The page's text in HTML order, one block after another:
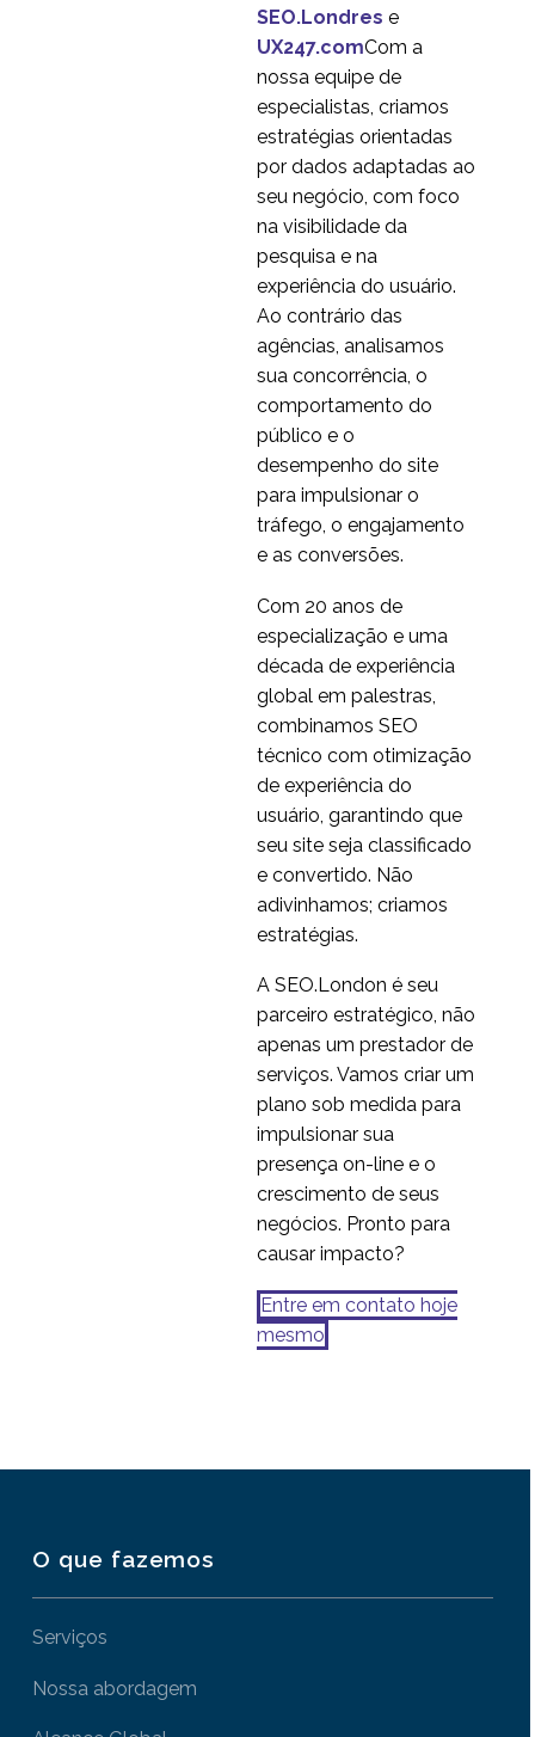
Inteligência artificial (IA)
0
Os prós e contras dos
Prototipagem UX
0
SEO.Londres e
UX247.comCom a
nossa equipe de
especialistas, criamos
estratégias orientadas
por dados adaptadas ao
seu negócio, com foco
na visibilidade da
pesquisa e na
experiência do usuário.
Ao contrário das
agências, analisamos
sua concorrência, o
comportamento do
público e o
desempenho do site
para impulsionar o
tráfego, o engajamento
e as conversões.
Com 20 anos de
especialização e uma
década de experiência
global em palestras,
combinamos SEO
técnico com otimização
de experiência do
usuário, garantindo que
seu site seja classificado
e convertido. Não
adivinhamos; criamos
estratégias.
A SEO.London é seu
parceiro estratégico, não
apenas um prestador de
serviços. Vamos criar um
plano sob medida para
impulsionar sua
presença on-line e o
crescimento de seus
negócios. Pronto para
causar impacto?
Entre em contato hoje
mesmo
O que fazemos
Serviços
Nossa abordagem